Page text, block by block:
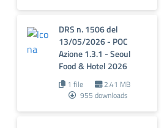
DRS n. 1506 del
13/05/2026 - POC
Azione 1.3.1 - Seoul
Food & Hotel 2026
1 file
2.41 MB
955 downloads